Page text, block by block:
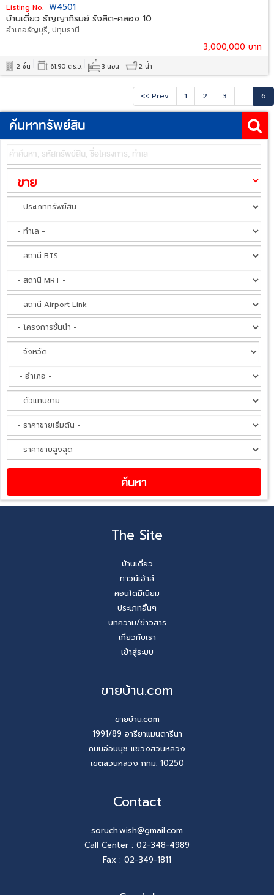
Listing No. W4501
บ้านเดี่ยว ธัญญาภิรมย์ รังสิต-คลอง 10
อำเภอธัญบุรี, ปทุมธานี
3,000,000 บาท
2 ชั้น 61.90 ตร.ว. 3 นอน 2 น้ำ
<< Prev 1 2 3 ... 6
ค้นหาทรัพย์สิน
The Site
บ้านเดี่ยว
ทาวน์เฮ้าส์
คอนโดมิเนียม
ประเภทอื่นๆ
บทความ/ข่าวสาร
เกี่ยวกับเรา
เข้าสู่ระบบ
ขายบ้าน.com
ขายบ้าน.com
1991/89 อารียาแมนดารีนา
ถนนอ่อนนุช แขวงสวนหลวง
เขตสวนหลวง กทม. 10250
Contact
soruch.wish@gmail.com
Call Center : 02-348-4989
Fax : 02-349-1811